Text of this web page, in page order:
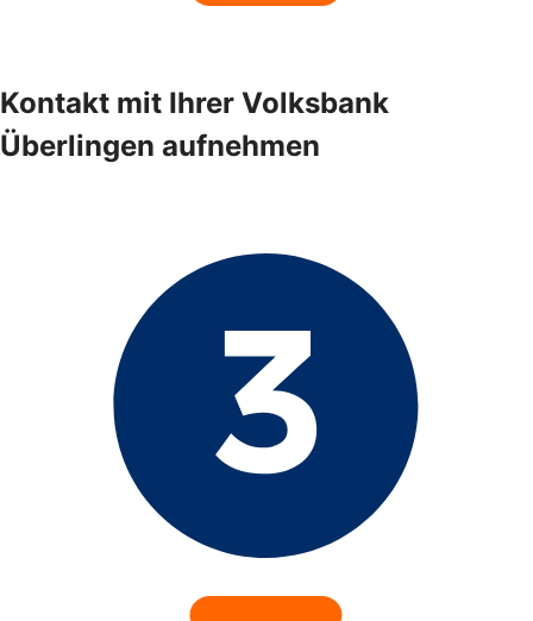
Kontakt mit Ihrer Volksbank
Überlingen aufnehmen